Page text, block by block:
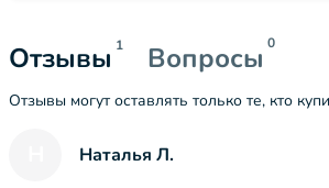
Отзывы 1 Вопросы 0
Отзывы могут оставлять только те, кто
Наталья Л.